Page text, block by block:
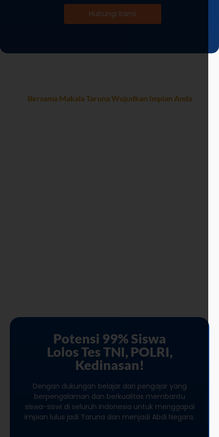
Hubungi Kami
Bersama Makala Taruna Wujudkan Impian Anda
Potensi 99% Siswa
Lolos Tes TNI, POLRI,
Kedinasan!
Dengan dukungan belajar dari pengajar yang
berpengalaman dan berkualitas membantu
siswa-siswi di seluruh Indonesia untuk menggapai
impian lulus jadi Taruna dan menjadi Abdi Negara.